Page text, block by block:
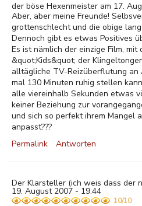
der böse Hexenmeister am 17.
Aber, aber meine Freunde!
grottenschlecht und die obige
Dennoch gibt es etwas Positives
Es ist nämlich der einzige Film, mit
&quot;Kids&quot; der
alltägliche TV-Reizüberflutung an
mal 130 Minuten ruhig stellen
alle viereinhalb Sekunden etwas
keiner Beziehung zur
und sich so perfekt ihrem Mangel
anpasst???
Permalink
Antworten
Der Klarsteller (ich weis dass der
19. August 2007 - 19:44
10/10